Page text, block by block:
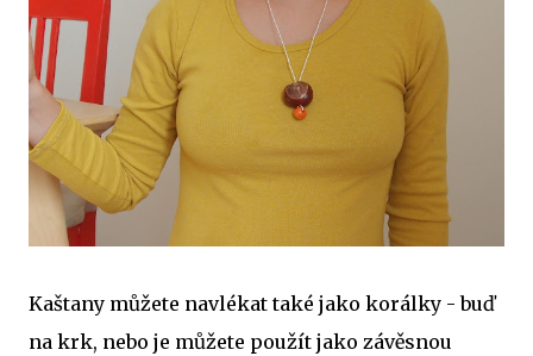
Kaštany můžete navlékat také jako korálky - buď
na krk, nebo je můžete použít jako závěsnou